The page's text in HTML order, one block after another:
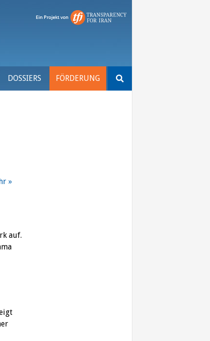
DOSSIERS FÖRDERUNG
nach:
»
auf.